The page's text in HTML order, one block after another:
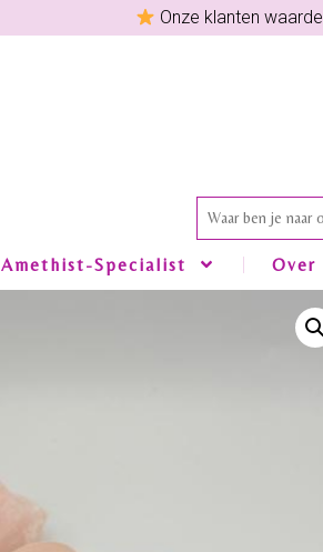
Onze klanten
Amethist-Specialist Over